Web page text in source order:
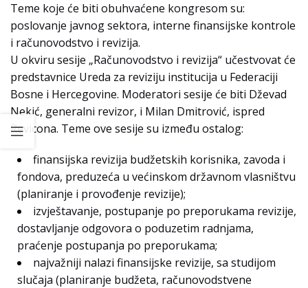
Teme koje će biti obuhvaćene kongresom su:
poslovanje javnog sektora, interne finansijske kontrole
i računovodstvo i revizija.
U okviru sesije „Računovodstvo i revizija“ učestvovat će
predstavnice Ureda za reviziju institucija u Federaciji
Bosne i Hercegovine. Moderatori sesije će biti Dževad
Nekić, generalni revizor, i Milan Dmitrović, ispred
Revicona. Teme ove sesije su između ostalog:
finansijska revizija budžetskih korisnika, zavoda i
fondova, preduzeća u većinskom državnom vlasništvu
(planiranje i provođenje revizije);
izvještavanje, postupanje po preporukama revizije,
dostavljanje odgovora o poduzetim radnjama,
praćenje postupanja po preporukama;
najvažniji nalazi finansijske revizije, sa studijom
slučaja (planiranje budžeta, računovodstvene